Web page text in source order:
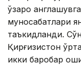
ўзаро
муносабатлари
таъкидланди.
Қирғизистон
икки баробар